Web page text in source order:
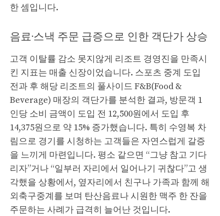
한 셈입니다.
음료·스낵 주문 급증으로 인한 객단가 상승
고객 이탈률 감소 못지않게 리조트 경영진을 만족시
킨 지표는 매출 신장이었습니다. 스포츠 중계 도입
전과 후 해당 리조트의 풀사이드 F&B(Food &
Beverage) 매장의 객단가를 분석한 결과, 방문객 1
인당 소비 금액이 도입 전 12,500원에서 도입 후
14,375원으로 약 15% 증가했습니다. 특히 수영복 차
림으로 경기를 시청하는 고객들은 자연스럽게 갈증
을 느끼게 마련입니다. 평소 같으면 “그냥 참고 기다
리자”거나 “일부러 자리에서 일어나기 귀찮다”고 생
각했을 상황에서, 옆자리에서 친구나 가족과 함께 해
외축구중계를 보며 탄산음료나 시원한 맥주 한 잔을
주문하는 사례가 급격히 늘어난 것입니다.